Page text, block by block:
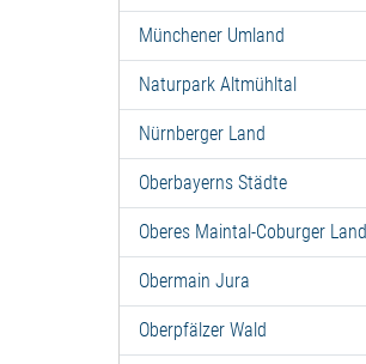
Münchener Umland
Naturpark Altmühltal
Nürnberger Land
Oberbayerns Städte
Oberes Maintal-Coburger Land
Obermain Jura
Oberpfälzer Wald